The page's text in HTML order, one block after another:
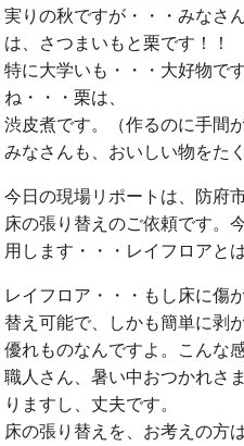
実りの秋ですが・・・みなさ
は、さつまいもと栗です！！
特に大学いも・・・大好物で
ね・・・栗は、
渋皮煮です。（作るのに手間
みなさんも、おいしい物をた
今日の現場リポートは、防府
床の張り替えのご依頼です。
用します・・・レイフロアと
レイフロア・・・もし床に傷
替え可能で、しかも簡単に剥
優れものなんですよ。こんな
職人さん、暑い中おつかれさ
りますし、丈夫です。
床の張り替えを、お考えの方